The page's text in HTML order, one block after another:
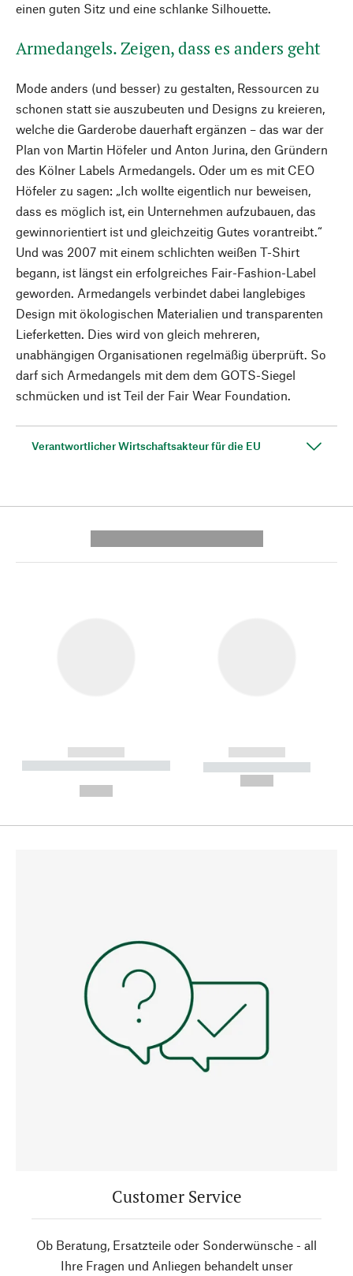
einen guten Sitz und eine schlanke Silhouette.
Armedangels. Zeigen, dass es anders geht
Mode anders (und besser) zu gestalten, Ressourcen zu
schonen statt sie auszubeuten und Designs zu kreieren,
welche die Garderobe dauerhaft ergänzen – das war der
Plan von Martin Höfeler und Anton Jurina, den Gründern
des Kölner Labels Armedangels. Oder um es mit CEO
Höfeler zu sagen: „Ich wollte eigentlich nur beweisen,
dass es möglich ist, ein Unternehmen aufzubauen, das
gewinnorientiert ist und gleichzeitig Gutes vorantreibt.“
Und was 2007 mit einem schlichten weißen T-Shirt
begann, ist längst ein erfolgreiches Fair-Fashion-Label
geworden. Armedangels verbindet dabei langlebiges
Design mit ökologischen Materialien und transparenten
Lieferketten. Dies wird von gleich mehreren,
unabhängigen Organisationen regelmäßig überprüft. So
darf sich Armedangels mit dem dem GOTS-Siegel
schmücken und ist Teil der Fair Wear Foundation.
Verantwortlicher Wirtschaftsakteur für die EU
------------
----------- ----------- --------
------------
----------- -----------
Customer Service
Ob Beratung, Ersatzteile oder Sonderwünsche - all
Ihre Fragen und Anliegen behandelt unser